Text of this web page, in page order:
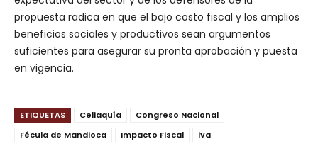
propuesta radica en que el bajo costo fiscal y los amplios
beneficios sociales y productivos sean argumentos
suficientes para asegurar su pronta aprobación y puesta
en vigencia.
ETIQUETAS Celiaquía
Congreso Nacional
Fécula de Mandioca
Impacto Fiscal iva